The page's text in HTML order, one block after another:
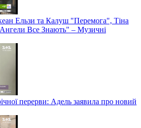
Ельзи та Калуш "Перемога", Тіна
Все Знають" – Музичні
перерви: Адель заявила про новий